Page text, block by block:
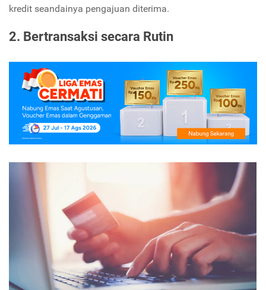
kredit seandainya pengajuan diterima.
2. Bertransaksi secara Rutin